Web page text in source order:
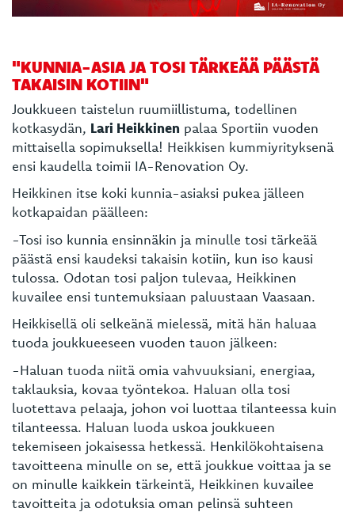
"KUNNIA-ASIA JA TOSI TÄRKEÄÄ PÄÄSTÄ
TAKAISIN KOTIIN"
Joukkueen taistelun ruumiillistuma, todellinen
kotkasydän, Lari Heikkinen palaa Sportiin vuoden
mittaisella sopimuksella! Heikkisen kummiyrityksenä
ensi kaudella toimii IA-Renovation Oy.
Heikkinen itse koki kunnia-asiaksi pukea jälleen
kotkapaidan päälleen:
-Tosi iso kunnia ensinnäkin ja minulle tosi tärkeää
päästä ensi kaudeksi takaisin kotiin, kun iso kausi
tulossa. Odotan tosi paljon tulevaa, Heikkinen
kuvailee ensi tuntemuksiaan paluustaan Vaasaan.
Heikkisellä oli selkeänä mielessä, mitä hän haluaa
tuoda joukkueeseen vuoden tauon jälkeen:
-Haluan tuoda niitä omia vahvuuksiani, energiaa,
taklauksia, kovaa työntekoa. Haluan olla tosi
luotettava pelaaja, johon voi luottaa tilanteessa kuin
tilanteessa. Haluan luoda uskoa joukkueen
tekemiseen jokaisessa hetkessä. Henkilökohtaisena
tavoitteena minulle on se, että joukkue voittaa ja se
on minulle kaikkein tärkeintä, Heikkinen kuvailee
tavoitteita ja odotuksia oman pelinsä suhteen